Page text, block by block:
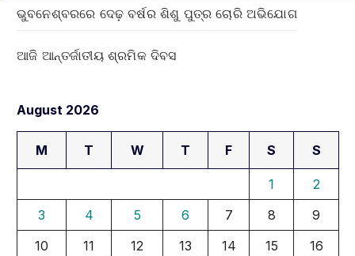
ଭୁବନେଶ୍ବରରେ ଦେଢ଼ ବର୍ଷର ଶିଶୁ ପୁତ୍ର ଚୋରି ଅଭିଯୋଗ
ଆଜି ଆନ୍ତର୍ଜାତୀୟ ଶ୍ରମିକ ଦିବସ
August 2026
M T W T F S S
1
2
3
4 5 6 7 8
9
10
11 12 13 14 15
16